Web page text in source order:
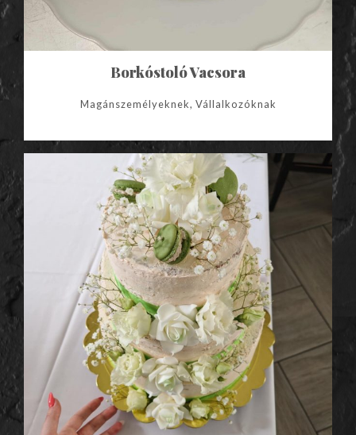
Borkóstoló Vacsora
Magánszemélyeknek, Vállalkozóknak